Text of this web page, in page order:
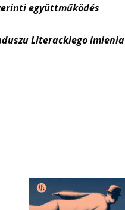
együttműködés
Literackiego imienia